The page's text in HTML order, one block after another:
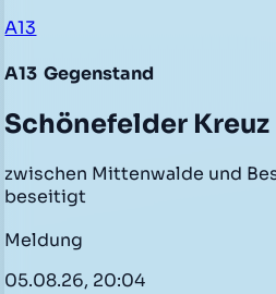
A13
A13 Gegenstand
Schönefelder
zwischen Mittenwalde und
beseitigt
Meldung
05.08.26, 20:04